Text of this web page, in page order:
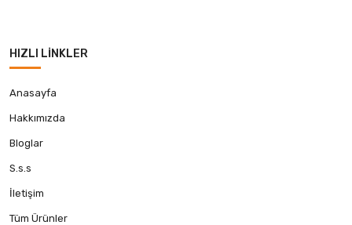
HIZLI LINKLER
Anasayfa
Hakkımızda
Bloglar
S.s.s
İletişim
Tüm Ürünler